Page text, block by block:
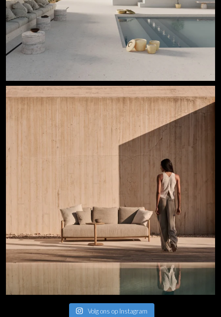
Volg ons op Instagram